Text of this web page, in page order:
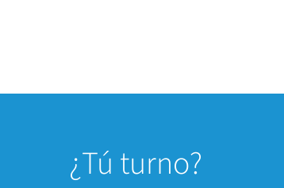
¿Tú turno?